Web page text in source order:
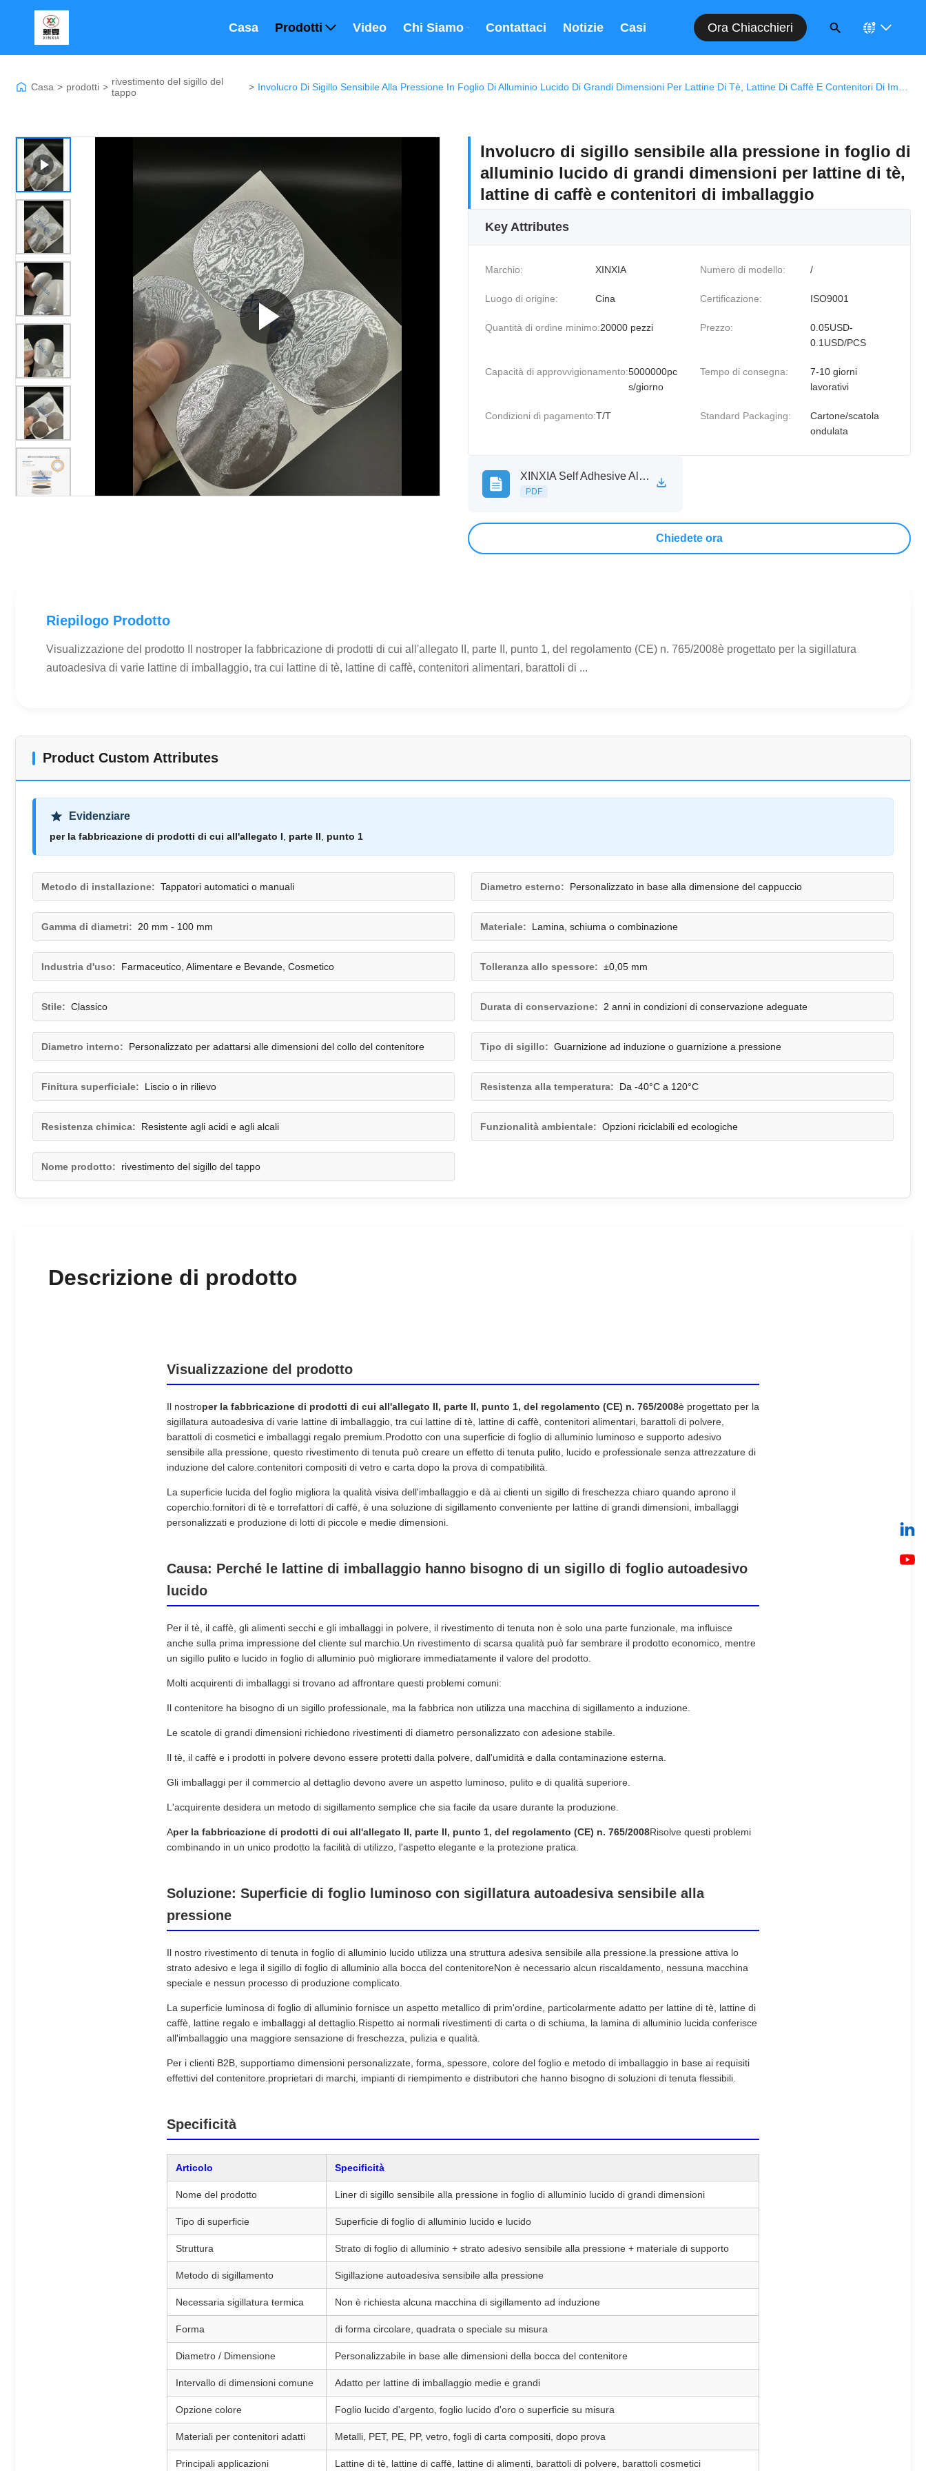
Casa Prodotti Video Chi Siamo Contattaci Notizie Casi Ora Chiacchieri
Casa > prodotti > rivestimento del sigillo del
tappo
>
Involucro di sigillo sensibile alla pressione in foglio di
alluminio lucido di grandi dimensioni per lattine di tè,
lattine di caffè e contenitori di imballaggio
Key Attributes
Marchio: XINXIA Numero di modello: /
Luogo di origine: Cina Certificazione: ISO9001
Quantità di ordine minimo:20000 pezzi Prezzo:
0.05USD-
0.1USD/PCS
Capacità di approvvigionamento:5000000pc
s/giorno
Tempo di consegna:
7-10 giorni
lavorativi
Condizioni di pagamento:T/T Standard Packaging:
Cartone/scatola
ondulata
XINXIA Self Adhesive Aluminum Foil Sealing Liner Technical Specification Sheet.pdf
PDF
Chiedete ora
Riepilogo Prodotto
Visualizzazione del prodotto Il nostroper la fabbricazione di prodotti di cui all'allegato II, parte II, punto 1, del regolamento (CE) n. 765/2008è progettato per la sigillatura
autoadesiva di varie lattine di imballaggio, tra cui lattine di tè, lattine di caffè, contenitori alimentari, barattoli di ...
Product Custom Attributes
Evidenziare
per la fabbricazione di prodotti di cui all'allegato I parte II punto 1
Metodo di installazione: Tappatori automatici o manuali Diametro esterno: Personalizzato in base alla dimensione del cappuccio
Gamma di diametri: 20 mm - 100 mm Materiale: Lamina, schiuma o combinazione
Industria d'uso: Farmaceutico, Alimentare e Bevande, Cosmetico Tolleranza allo spessore: ±0,05 mm
Stile: Classico Durata di conservazione: 2 anni in condizioni di conservazione adeguate
Diametro interno: Personalizzato per adattarsi alle dimensioni del collo del contenitore Tipo di sigillo: Guarnizione ad induzione o guarnizione a pressione
Finitura superficiale: Liscio o in rilievo Resistenza alla temperatura: Da -40°C a 120°C
Resistenza chimica: Resistente agli acidi e agli alcali Funzionalità ambientale: Opzioni riciclabili ed ecologiche
Nome prodotto: rivestimento del sigillo del tappo
Descrizione di prodotto
Visualizzazione del prodotto
Il nostroper la fabbricazione di prodotti di cui all'allegato II, parte II, punto 1, del regolamento (CE) n. 765/2008è progettato per la
sigillatura autoadesiva di varie lattine di imballaggio, tra cui lattine di tè, lattine di caffè, contenitori alimentari, barattoli di polvere,
barattoli di cosmetici e imballaggi regalo premium.Prodotto con una superficie di foglio di alluminio luminoso e supporto adesivo
sensibile alla pressione, questo rivestimento di tenuta può creare un effetto di tenuta pulito, lucido e professionale senza attrezzature di
induzione del calore.contenitori compositi di vetro e carta dopo la prova di compatibilità.
La superficie lucida del foglio migliora la qualità visiva dell'imballaggio e dà ai clienti un sigillo di freschezza chiaro quando aprono il
coperchio.fornitori di tè e torrefattori di caffè, è una soluzione di sigillamento conveniente per lattine di grandi dimensioni, imballaggi
personalizzati e produzione di lotti di piccole e medie dimensioni.
Causa: Perché le lattine di imballaggio hanno bisogno di un sigillo di foglio autoadesivo
lucido
Per il tè, il caffè, gli alimenti secchi e gli imballaggi in polvere, il rivestimento di tenuta non è solo una parte funzionale, ma influisce
anche sulla prima impressione del cliente sul marchio.Un rivestimento di scarsa qualità può far sembrare il prodotto economico, mentre
un sigillo pulito e lucido in foglio di alluminio può migliorare immediatamente il valore del prodotto.
Molti acquirenti di imballaggi si trovano ad affrontare questi problemi comuni:
Il contenitore ha bisogno di un sigillo professionale, ma la fabbrica non utilizza una macchina di sigillamento a induzione.
Le scatole di grandi dimensioni richiedono rivestimenti di diametro personalizzato con adesione stabile.
Il tè, il caffè e i prodotti in polvere devono essere protetti dalla polvere, dall'umidità e dalla contaminazione esterna.
Gli imballaggi per il commercio al dettaglio devono avere un aspetto luminoso, pulito e di qualità superiore.
L'acquirente desidera un metodo di sigillamento semplice che sia facile da usare durante la produzione.
Aper la fabbricazione di prodotti di cui all'allegato II, parte II, punto 1, del regolamento (CE) n. 765/2008Risolve questi problemi
combinando in un unico prodotto la facilità di utilizzo, l'aspetto elegante e la protezione pratica.
Soluzione: Superficie di foglio luminoso con sigillatura autoadesiva sensibile alla
pressione
Il nostro rivestimento di tenuta in foglio di alluminio lucido utilizza una struttura adesiva sensibile alla pressione.la pressione attiva lo
strato adesivo e lega il sigillo di foglio di alluminio alla bocca del contenitoreNon è necessario alcun riscaldamento, nessuna macchina
speciale e nessun processo di produzione complicato.
La superficie luminosa di foglio di alluminio fornisce un aspetto metallico di prim'ordine, particolarmente adatto per lattine di tè, lattine di
caffè, lattine regalo e imballaggi al dettaglio.Rispetto ai normali rivestimenti di carta o di schiuma, la lamina di alluminio lucida conferisce
all'imballaggio una maggiore sensazione di freschezza, pulizia e qualità.
Per i clienti B2B, supportiamo dimensioni personalizzate, forma, spessore, colore del foglio e metodo di imballaggio in base ai requisiti
effettivi del contenitore.proprietari di marchi, impianti di riempimento e distributori che hanno bisogno di soluzioni di tenuta flessibili.
Specificità
Articolo Specificità
Nome del prodotto Liner di sigillo sensibile alla pressione in foglio di alluminio lucido di grandi dimensioni
Tipo di superficie Superficie di foglio di alluminio lucido e lucido
Struttura Strato di foglio di alluminio + strato adesivo sensibile alla pressione + materiale di supporto
Metodo di sigillamento Sigillazione autoadesiva sensibile alla pressione
Necessaria sigillatura termica Non è richiesta alcuna macchina di sigillamento ad induzione
Forma di forma circolare, quadrata o speciale su misura
Diametro / Dimensione Personalizzabile in base alle dimensioni della bocca del contenitore
Intervallo di dimensioni comune Adatto per lattine di imballaggio medie e grandi
Opzione colore Foglio lucido d'argento, foglio lucido d'oro o superficie su misura
Materiali per contenitori adatti Metalli, PET, PE, PP, vetro, fogli di carta compositi, dopo prova
Principali applicazioni Lattine di tè, lattine di caffè, lattine di alimenti, barattoli di polvere, barattoli cosmetici